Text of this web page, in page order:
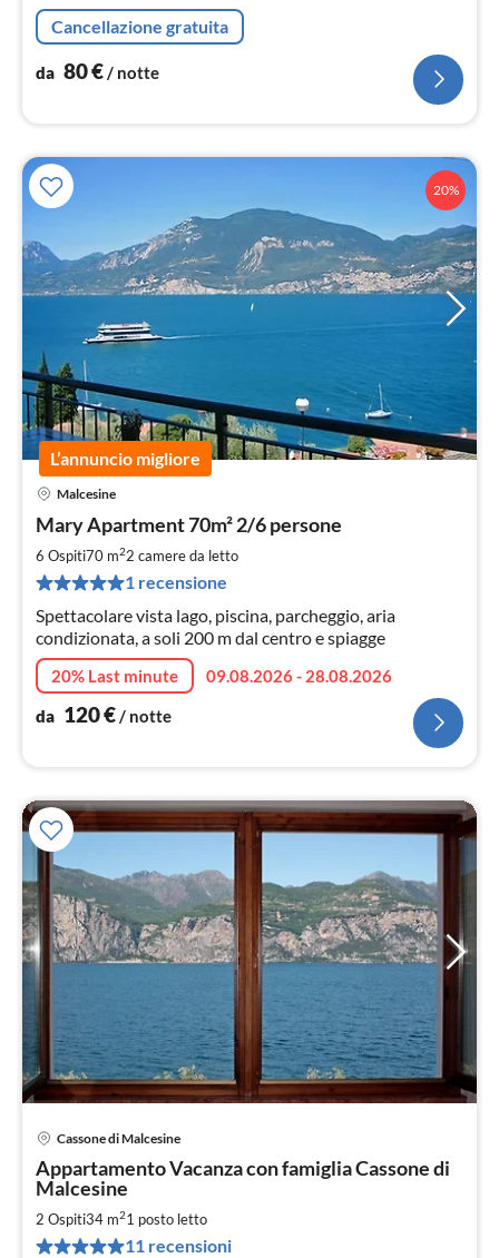
Cancellazione gratuita
da 80€ / notte
20%
L’annuncio migliore
Malcesine
Mary Apartment 70m² 2/6 persone
6 Ospiti70 m22 camere da letto
1 recensione
Spettacolare vista lago, piscina, parcheggio, aria
condizionata, a soli 200 m dal centro e spiagge
20% Last minute
09.08.2026 - 28.08.2026
da 120€/ notte
Cassone di Malcesine
Appartamento Vacanza con famiglia Cassone di
Malcesine
2 Ospiti34 m21 posto letto
11 recensioni